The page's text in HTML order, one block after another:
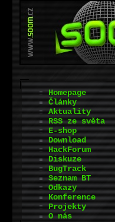
Homepage
Články
Aktuality
RSS ze světa
E-shop
Download
HackForum
Diskuze
BugTrack
Seznam BT
Odkazy
Konference
Projekty
O nás